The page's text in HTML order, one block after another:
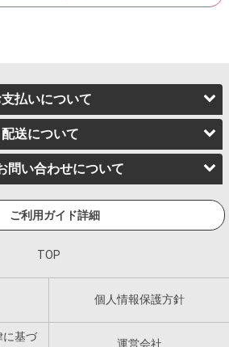
払いについて
配送について
問い合わせについて
ご利用ガイド詳細
TOP
個人情報保護方針
に基づ
運営会社